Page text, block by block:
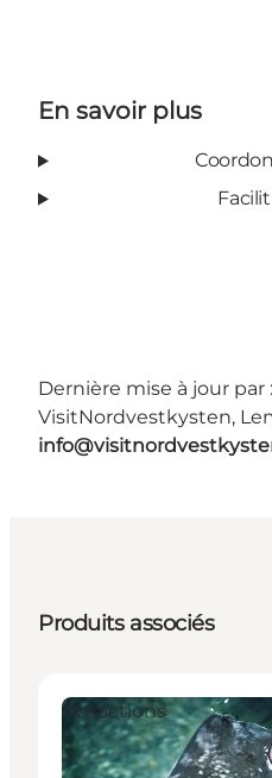
En savoir plus
Dernière mise à jour par :
VisitNordvestkysten,
Produits associés
Attractions